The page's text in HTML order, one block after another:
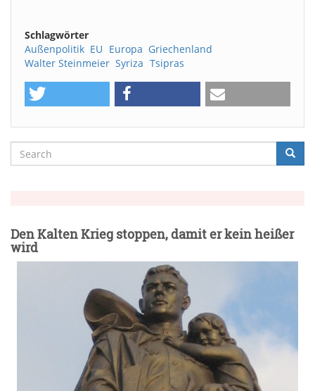
Schlagwörter
Außenpolitik EU Europa Griechenland
Walter Steinmeier Syriza Tsipras
Suche
Search
Den Kalten Krieg stoppen, damit er kein heißer
wird